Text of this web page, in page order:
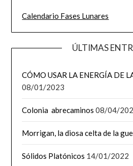
Calendario Fases Lunares
ÚLTIMAS
CÓMO USAR LA ENERGÍA DE
08/01/2023
Colonia abrecaminos 08/04/
Morrigan, la diosa celta de la
Sólidos Platónicos 14/01/2022